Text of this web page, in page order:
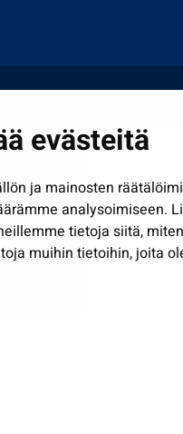
evästeitä
ja mainosten
analysoimiseen.
tietoja siitä,
muihin tietoihin, joita